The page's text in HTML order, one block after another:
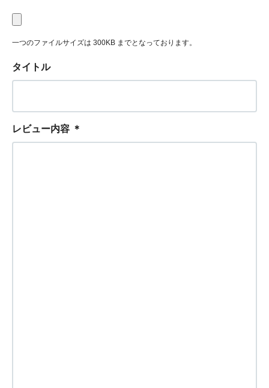
一つのファイルサイズは 300KB までとなっております。
タイトル
レビュー内容 ＊